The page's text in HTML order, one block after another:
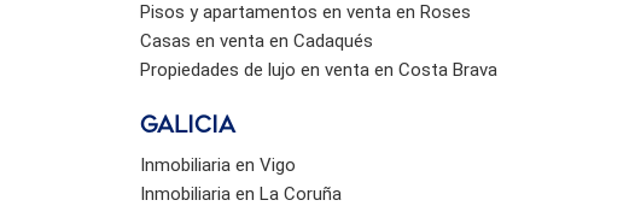
Pisos y apartamentos en venta en Roses
Casas en venta en Cadaqués
Propiedades de lujo en venta en Costa Brava
Galicia
Inmobiliaria en Vigo
Inmobiliaria en La Coruña